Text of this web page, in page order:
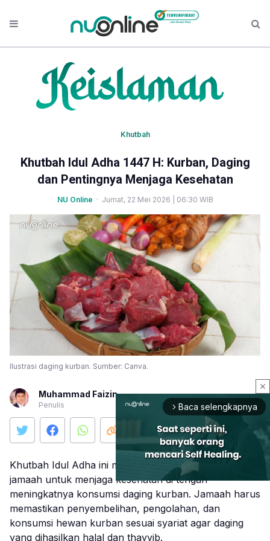
Khutbah
Khutbah Idul Adha 1447 H: Kurban, Daging
dan Pentingnya Menjaga Kesehatan
NU Online · Jumat, 22 Mei 2026 | 06:30 WIB
Ilustrasi daging kurban. Sumber: Canva.
Muhammad Faizin
Penulis
Khutbah Idul Adha ini mengajak
jamaah untuk menjaga kesehatan di tengah
meningkatnya konsumsi daging kurban. Jamaah harus
memastikan penyembelihan, pengolahan, dan
konsumsi hewan kurban sesuai syariat agar daging
yang dihasilkan halal dan thayyib.
close
arrow_forward_ios Baca selengkapnya